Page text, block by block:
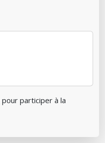
pour participer à la